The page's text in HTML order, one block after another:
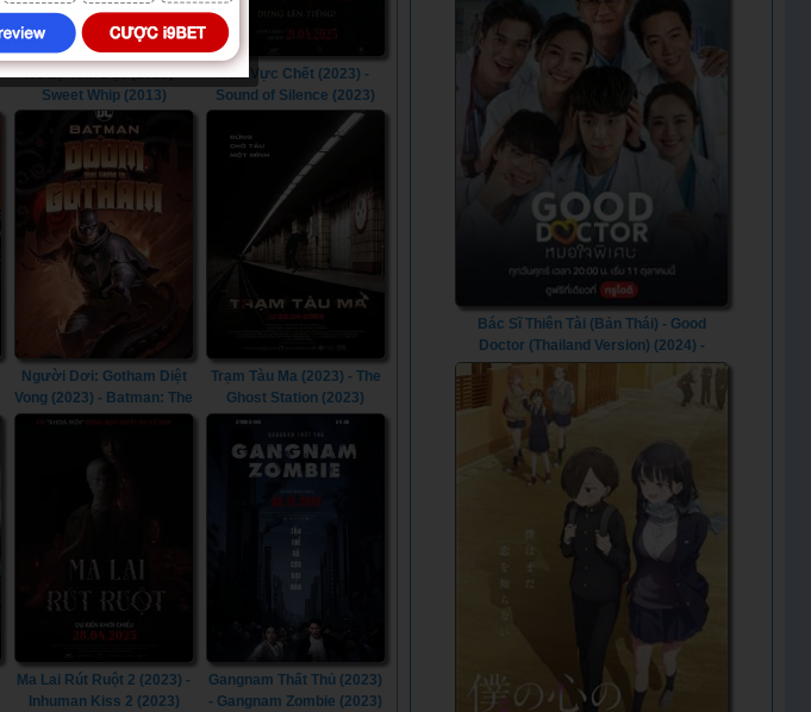
Nô Lệ Tình Dục (2013) -
Sweet Whip (2013)
Âm Vực Chết (2023) -
Sound of Silence (2023)
Người Dơi: Gotham Diệt
Vong (2023) - Batman: The
Doom That Came to
Trạm Tàu Ma (2023) - The
Ghost Station (2023)
Ma Lai Rút Ruột 2 (2023) -
Inhuman Kiss 2 (2023)
Gangnam Thất Thủ (2023)
- Gangnam Zombie (2023)
Bác Sĩ Thiên Tài (Bản Thái) - Good
Doctor (Thailand Version) (2024) -
Vietsub